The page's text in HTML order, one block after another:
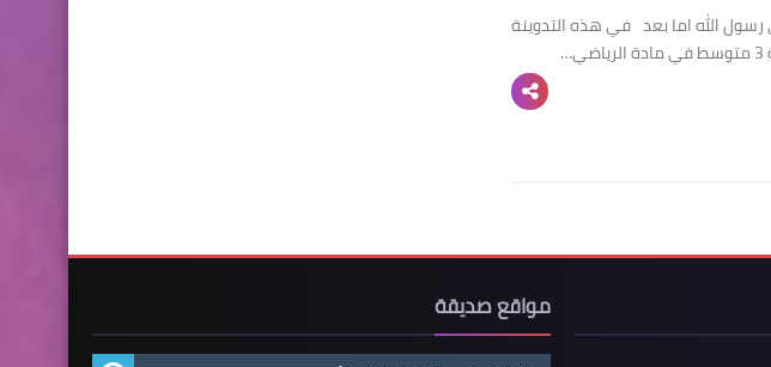
رسول الله اما بعد في هذه التدوينة
مواقع صديقة